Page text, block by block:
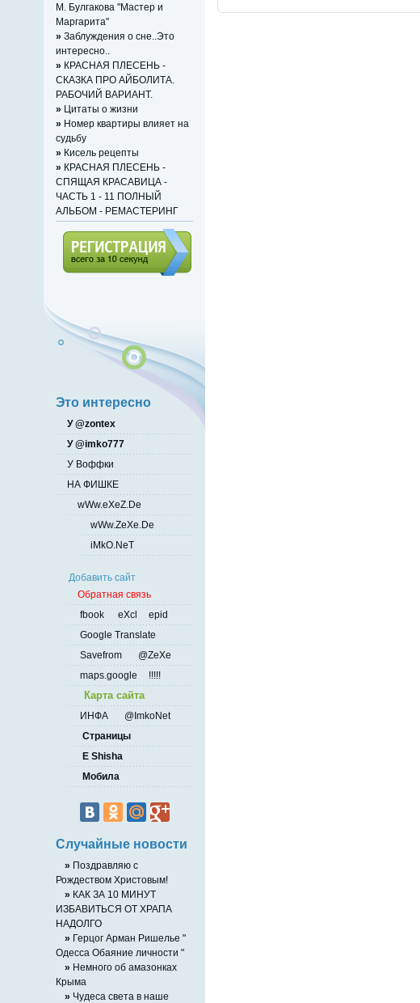
М. Булгакова "Мастер и
Маргарита"
» Заблуждения о сне..Это
интересно..
» КРАСНАЯ ПЛЕСЕНЬ -
СКАЗКА ПРО АЙБОЛИТА.
РАБОЧИЙ ВАРИАНТ.
» Цитаты о жизни
» Номер квартиры влияет на
судьбу
» Кисель рецепты
» КРАСНАЯ ПЛЕСЕНЬ -
СПЯЩАЯ КРАСАВИЦА -
ЧАСТЬ 1 - 11 ПОЛНЫЙ
АЛЬБОМ - РЕМАСТЕРИНГ
Это интересно
У @zontex
У @imko777
У Воффки
НА ФИШКЕ
wWw.eXeZ.De
wWw.ZeXe.De
iMkO.NeT
Добавить сайт
Обратная связь
fbook
eXcl
epid
Google Translate
Savefrom
@ZeXe
maps.google
!!!!!
Карта сайта
ИНФА
@ImkoNet
Страницы
E Shisha
Мобила
Случайные новости
» Поздравляю с
Рождеством Христовым!
» КАК ЗА 10 МИНУТ
ИЗБАВИТЬСЯ ОТ ХРАПА
НАДОЛГО
» Герцог Арман Ришелье "
Одесса Обаяние личности "
» Немного об амазонках
Крыма
» Чудеса света в наше